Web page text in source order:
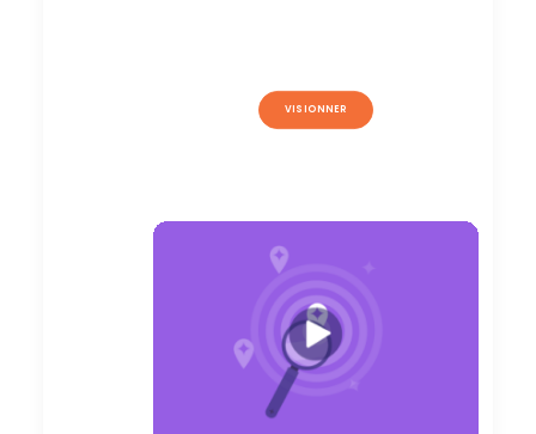
VISIONNER